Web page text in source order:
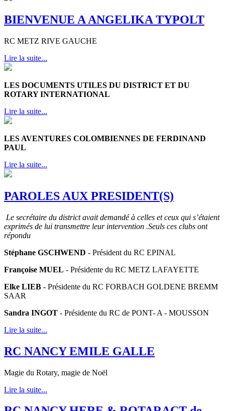
BIENVENUE A ANGELIKA TYPOLT
RC METZ RIVE GAUCHE
Lire la suite...
LES DOCUMENTS UTILES DU DISTRICT ET DU
ROTARY INTERNATIONAL
Lire la suite...
LES AVENTURES COLOMBIENNES DE FERDINAND
PAUL
Lire la suite...
PAROLES AUX PRESIDENT(S)
Le secrétaire du district avait demandé à celles et ceux qui s’étaient
exprimés de lui transmettre leur intervention .Seuls ces clubs ont
répondu
Stéphane GSCHWEND - Président du RC EPINAL
Françoise MUEL - Présidente du RC METZ LAFAYETTE
Elke LIEB - Présidente du RC FORBACH GOLDENE BREMM
SAAR
Sandra INGOT - Présidente du RC de PONT- A - MOUSSON
Lire la suite...
RC NANCY EMILE GALLE
Magie du Rotary, magie de Noël
Lire la suite...